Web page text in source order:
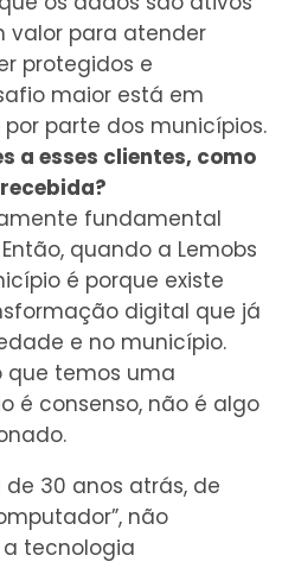
valor para atender
protegidos e
maior está em
parte dos municípios.
a esses clientes, como
recebida?
fundamental
quando a Lemobs
é porque existe
digital que já
e no município.
que temos uma
é consenso, não é algo
30 anos atrás, de
não
a tecnologia